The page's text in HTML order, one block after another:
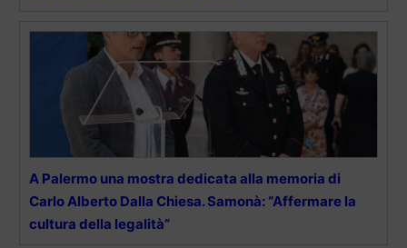
A Palermo una mostra dedicata alla memoria di
Carlo Alberto Dalla Chiesa. Samonà: “Affermare la
cultura della legalità”